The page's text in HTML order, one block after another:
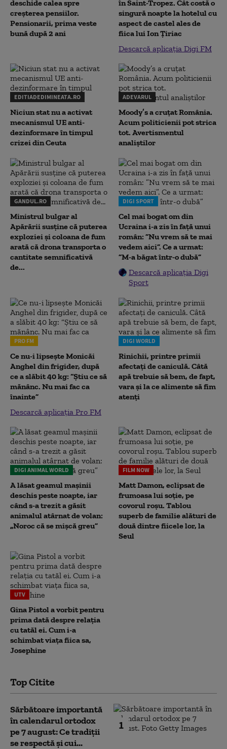
deschide calea spre
creșterea pensiilor.
Pensionarii, prima veste
bună după 2 ani
în Saint-Tropez. Cât costă o
singură noapte la hotelul cu
aspect de castel ales de
fiica lui Ion Țiriac
Descarcă aplicația Digi FM
EDITIADEDIMINEATA.RO
Niciun stat nu a activat
mecanismul UE anti-
dezinformare în timpul
crizei din Ceuta
ADEVARUL
Moody’s a cruțat România.
Acum politicienii pot strica
tot. Avertismentul
analiștilor
GANDUL.RO
Ministrul bulgar al
Apărării susține că puterea
exploziei și coloana de fum
arată că drona transporta o
cantitate semnificativă
de...
DIGI SPORT
Cel mai bogat om din
Ucraina i-a zis în față unui
român: ”Nu vrem să te mai
vedem aici”. Ce a urmat:
”M-a băgat într-o dubă”
Descarcă aplicația Digi
Sport
PRO FM
Ce nu-i lipsește Monicăi
Anghel din frigider, după
ce a slăbit 40 kg: “Știu ce să
mănânc. Nu mai fac ca
înainte”
Descarcă aplicația Pro FM
DIGI WORLD
Rinichii, printre primii
afectați de caniculă. Câtă
apă trebuie să bem, de fapt,
vara și la ce alimente să fim
atenți
DIGI ANIMAL WORLD
A lăsat geamul mașinii
deschis peste noapte, iar
când s-a trezit a găsit
animalul atârnat de volan:
„Noroc că se mișcă greu”
FILM NOW
Matt Damon, eclipsat de
frumoasa lui soție, pe
covorul roșu. Tablou
superb de familie alături de
două dintre fiicele lor, la
Seul
UTV
Gina Pistol a vorbit pentru
prima dată despre relația
cu tatăl ei. Cum i-a
schimbat viața fiica sa,
Josephine
Top Citite
1
Sărbătoare importantă
în calendarul ortodox
pe 7 august: Ce tradiții
se respectă și cui...